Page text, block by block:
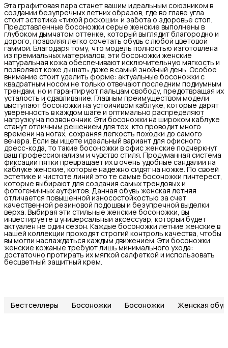
Эта графитовая пара станет вашим идеальным союзником в
создании безупречных летних образов, где во главе угла
стоит эстетика «тихой роскоши» и забота о здоровье стоп.
Представленные босоножки серые женские выполнены в
глубоком дымчатом оттенке, который выглядит благородно и
дорого, позволяя легко сочетать обувь с любой цветовой
гаммой. Благодаря тому, что модель полностью изготовлена
из премиальных материалов, эти босоножки женские
натуральная кожа обеспечивают исключительную мягкость и
позволяют коже дышать даже в самый знойный день. Особое
внимание стоит уделить форме: актуальные босоножки с
квадратным носом не только отвечают последним подиумным
трендам, но и гарантируют пальцам свободу, предотвращая их
усталость и сдавливание. Главным преимуществом модели
выступают босоножки на устойчивом каблуке, которые дарят
уверенность в каждом шаге и оптимально распределяют
нагрузку на позвоночник. Эти босоножки на широком каблуке
станут отличным решением для тех, кто проводит много
времени на ногах, сохраняя легкость походки до самого
вечера. Если вы ищете идеальный вариант для офисного
дресс-кода, то такие босоножки в офис женские подчеркнут
ваш профессионализм и чувство стиля. Продуманная система
фиксации пятки превращает их в очень удобные сандалии на
каблуке женские, которые надежно сидят на ножке. По своей
эстетике и чистоте линий это те самые босоножки пинтерест,
которые выбирают для создания самых трендовых и
фотогеничных аутфитов. Данная обувь женская летняя
отличается повышенной износостойкостью за счет
качественной резиновой подошвы и безупречной выделки
верха. Выбирая эти стильные женские босоножки, вы
инвестируете в универсальный аксессуар, который будет
актуален не один сезон. Каждые босоножки летние женские в
нашей коллекции проходят строгий контроль качества, чтобы
вы могли наслаждаться каждым движением. Эти босоножки
женские кожаные требуют лишь минимального ухода:
достаточно протирать их мягкой салфеткой и использовать
бесцветный защитный крем.
Бестселлеры Босоножки Босоножки Женская